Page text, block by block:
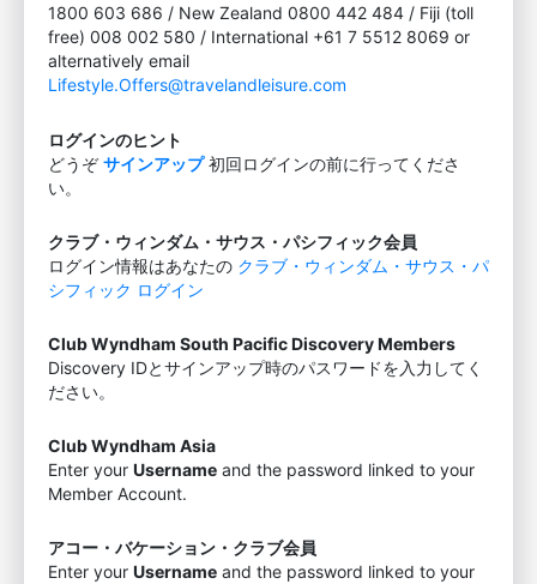
1800 603 686 / New Zealand 0800 442 484 / Fiji (toll
free) 008 002 580 / International +61 7 5512 8069 or
alternatively email
Lifestyle.Offers@travelandleisure.com
ログインのヒント
どうぞサインアップ初回ログインの前に行ってくださ
い。
クラブ・ウィンダム・サウス・パシフィック会員
ログイン情報はあなたの クラブ・ウィンダム・サウス・パ
シフィック ログイン
Club Wyndham South Pacific Discovery Members
Discovery IDとサインアップ時のパスワードを入力してく
ださい。
Club Wyndham Asia
Enter your Username and the password linked to your
Member Account.
アコー・バケーション・クラブ会員
Enter your Username and the password linked to your